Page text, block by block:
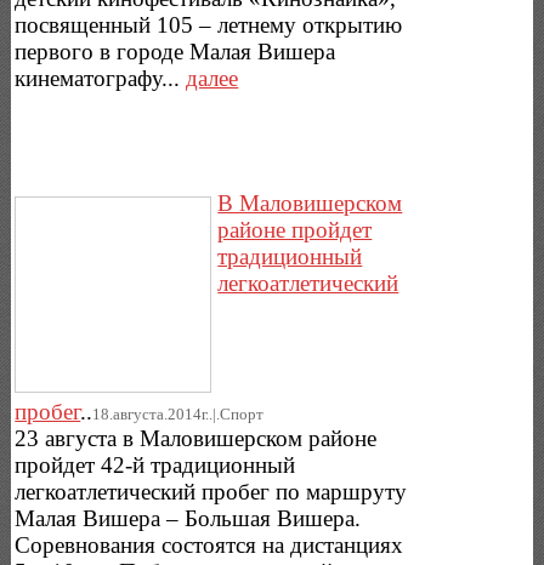
посвященный 105 – летнему открытию
первого в городе Малая Вишера
кинематографу... далее
В Маловишерском
районе пройдет
традиционный
легкоатлетический
пробег..18.августа.2014г..|.Спорт
23 августа в Маловишерском районе
пройдет 42-й традиционный
легкоатлетический пробег по маршруту
Малая Вишера – Большая Вишера.
Соревнования состоятся на дистанциях